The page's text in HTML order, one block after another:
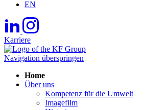
EN
Karriere
Navigation überspringen
Home
Über uns
Kompetenz für die Umwelt
Imagefilm